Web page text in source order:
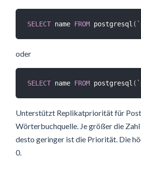
SELECT name FROM postgresql ( `
oder
SELECT name FROM postgresql ( `
Unterstützt Replikatpriorität für
Wörterbuchquelle. Je größer die
desto geringer ist die Priorität. Die
0.